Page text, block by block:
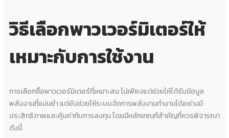
วิธีเลือกพาวเวอร์มิเตอร์ให้
เหมาะกับการใช้งาน
การเลือกซื้อพาวเวอร์มิเตอร์ที่เหมาะสม ไม่เพียงแต่ช่วยให้ได้รับข้อมูล
พลังงานที่แม่นยำ แต่ยังช่วยให้ระบบจัดการพลังงานทำงานได้อย่างมี
ประสิทธิภาพและคุ้มค่ากับการลงทุน โดยมีหลักเกณฑ์สำคัญที่ควรพิจารณา
ดังนี้